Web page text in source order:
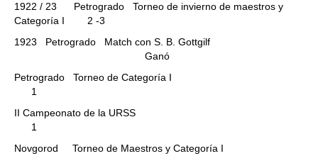
1922 / 23 Petrogrado Torneo de invierno de maestros y
Categoría I 2 -3
1923 Petrogrado Match con S. B. Gottgilf
Ganó
Petrogrado Torneo de Categoría I
1
II Campeonato de la URSS
1
Novgorod Torneo de Maestros y Categoría I